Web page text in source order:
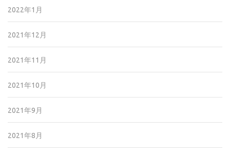
2022年1月
2021年12月
2021年11月
2021年10月
2021年9月
2021年8月